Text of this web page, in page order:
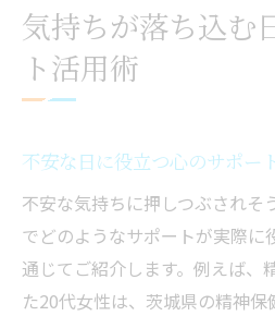
気持ちが落ち込む
ト活用術
不安な日に役立つ心のサポー
不安な気持ちに押しつぶされそ
でどのようなサポートが実際に
通じてご紹介します。例えば、
た20代女性は、茨城県の精神